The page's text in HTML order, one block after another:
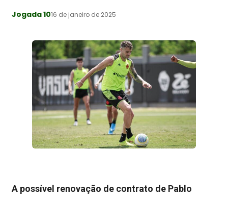
Jogada 1016 de janeiro de 2025
A possível renovação de contrato de Pablo